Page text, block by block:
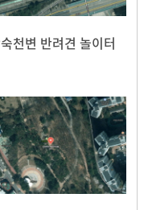
천변 반려견 놀이터